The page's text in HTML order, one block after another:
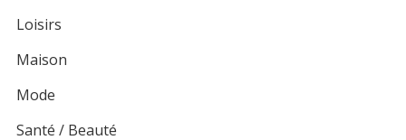
Loisirs
Maison
Mode
Santé / Beauté